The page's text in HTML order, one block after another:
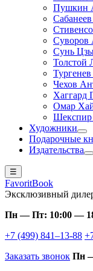
Пушкин
Суворов
Сунь
Толстой
Чехов
Хаггард
Омар
Шекспир
Художники
Подарочные
Издательства
☰
FavoritBook
Эксклюзивный
Пн — Пт: 10:00 —
+7 (499) 841–13-88
Заказать звонок Пн